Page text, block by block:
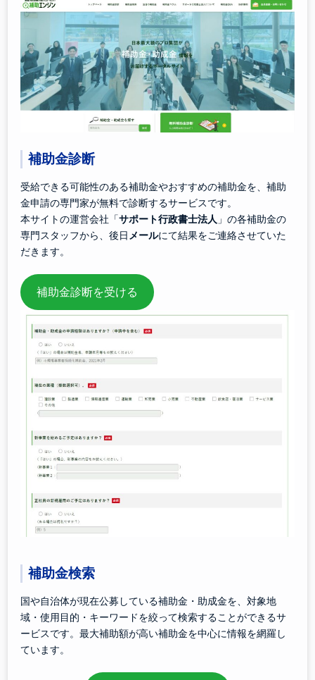
補助金診断
受給できる可能性のある補助金やおすすめの補助金を、補助
金申請の専門家が無料で診断するサービスです。
本サイトの運営会社「サポート行政書士法人 」の各補助金の
専門スタッフから、後日メールにて結果をご連絡させていた
だきます。
補助金診断を受ける
補助金検索
国や自治体が現在公募している補助金・助成金を、対象地
域・使用目的・キーワードを絞って検索することができるサ
ービスです。最大補助額が高い補助金を中心に情報を網羅し
ています。